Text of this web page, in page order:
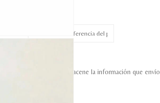
para que esta web almacene la información que envío
a mi petición.